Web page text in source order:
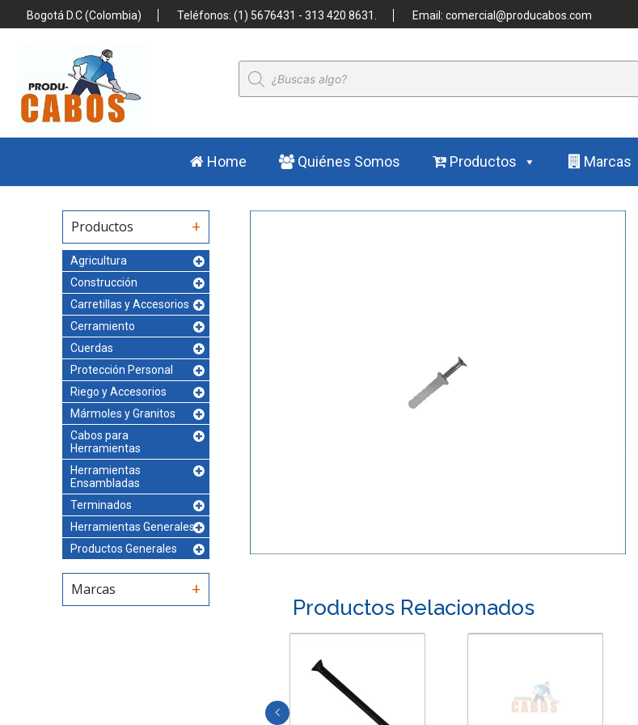
Bogotá D.C (Colombia) Teléfonos: (1) 5676431 - 313 420 8631. Email: comercial@producabos.com
Búsqueda
de
productos
Home Quiénes Somos Productos Marcas
Productos
Agricultura
Construcción
Carretillas y Accesorios
Cerramiento
Cuerdas
Protección Personal
Riego y Accesorios
Mármoles y Granitos
Cabos para
Herramientas
Herramientas
Ensambladas
Terminados
Herramientas Generales
Productos Generales
Marcas
Productos Relacionados